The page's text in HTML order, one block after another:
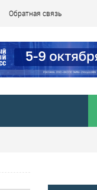
Обратная связь